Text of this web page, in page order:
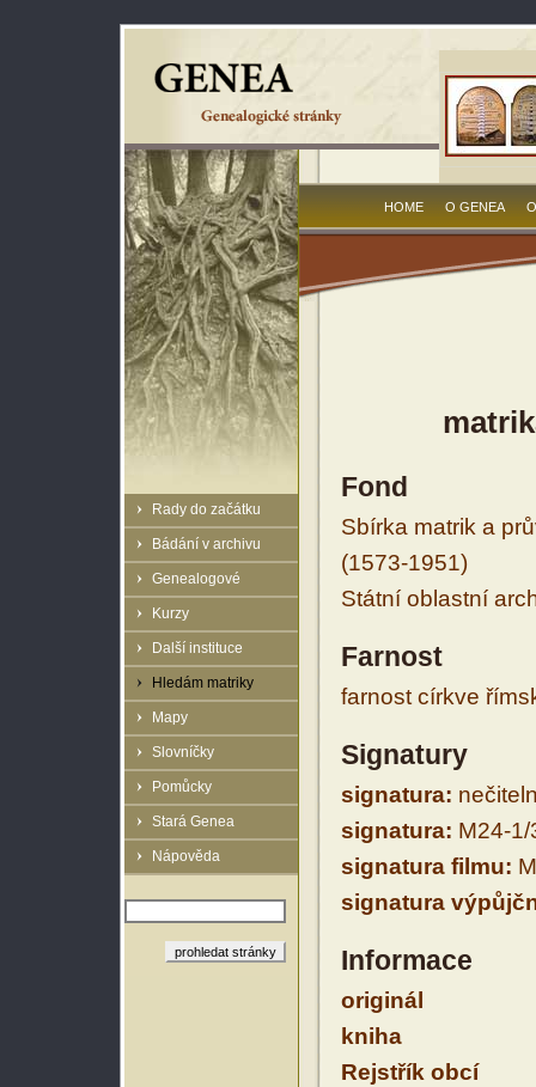
Rady do začátku
Bádání v archivu
Genealogové
Kurzy
Další instituce
Hledám matriky
Mapy
Slovníčky
Pomůcky
Stará Genea
Nápověda
HOME O GENEA
Fond
Sbírka matrik a
(1573-1951)
Státní oblastní
Farnost
farnost církve
Signatury
signatura:
signatura: M24-1/
signatura filmu:
signatura
Informace
originál
kniha
Rejstřík obcí